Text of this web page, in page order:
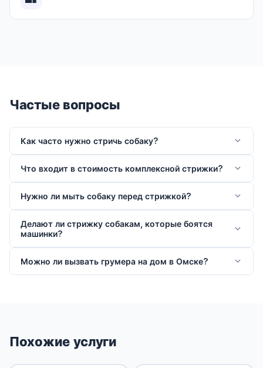
Частые вопросы
Как часто нужно стричь собаку?
Что входит в стоимость комплексной стрижки?
Нужно ли мыть собаку перед стрижкой?
Делают ли стрижку собакам, которые боятся
машинки?
Можно ли вызвать грумера на дом в Омске?
Похожие услуги